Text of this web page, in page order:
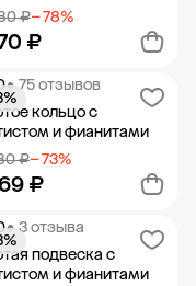
₽− 78%
₽
в корзину
• 75 отзывов
кольцо с
и фианитами
₽− 73%
₽
в корзину
• 3 отзыва
подвеска с
и фианитами